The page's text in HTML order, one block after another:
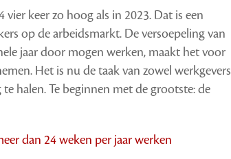
vier keer zo hoog als in 2023. Dat is een
op de arbeidsmarkt. De versoepeling van
jaar door mogen werken, maakt het voor
Het is nu de taak van zowel werkgevers
halen. Te beginnen met de grootste: de
dan 24 weken per jaar werken